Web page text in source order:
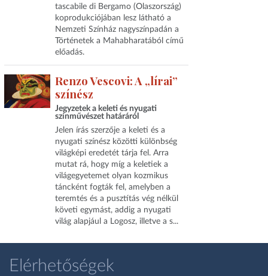
tascabile di Bergamo (Olaszország)
koprodukciójában lesz látható a
Nemzeti Színház nagyszínpadán a
Történetek a Mahabharatából című
előadás.
Renzo Vescovi: A „lírai”
színész
Jegyzetek a keleti és nyugati
színművészet határáról
Jelen írás szerzője a keleti és a
nyugati színész közötti különbség
világképi eredetét tárja fel. Arra
mutat rá, hogy míg a keletiek a
világegyetemet olyan kozmikus
táncként fogták fel, amelyben a
teremtés és a pusztítás vég nélkül
követi egymást, addig a nyugati
világ alapjául a Logosz, illetve a s...
Elérhetőségek